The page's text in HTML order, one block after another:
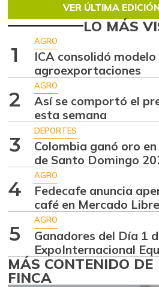
VER ÚLTIMA
LO MÁS
1
AGRO
ICA consolidó
agroexportaciones
2
AGRO
Así se comportó el
esta semana
3
DEPORTES
Colombia ganó oro
de Santo Domingo
4
AGRO
Fedecafe anuncia
café en Mercado Libre
5
AGRO
Ganadores del Día 1
ExpoInternacional
MÁS CONTENIDO DE
FINCA